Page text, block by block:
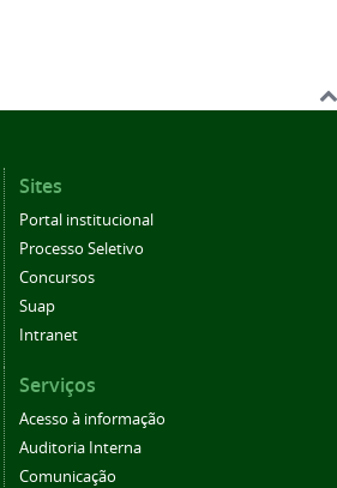
Sites
Portal institucional
Processo Seletivo
Concursos
Suap
Intranet
Serviços
Acesso à informação
Auditoria Interna
Comunicação